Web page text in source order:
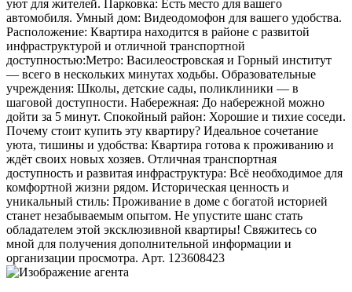
уют для жителей. Парковка: Есть место для вашего
автомобиля. Умный дом: Видеодомофон для вашего удобства.
Расположение: Квартира находится в районе с развитой
инфраструктурой и отличной транспортной
доступностью:Метро: Василеостровская и Горный институт
— всего в нескольких минутах ходьбы. Образовательные
учреждения: Школы, детские сады, поликлиники — в
шаговой доступности. Набережная: До набережной можно
дойти за 5 минут. Спокойный район: Хорошие и тихие соседи.
Почему стоит купить эту квартиру? Идеальное сочетание
уюта, тишины и удобства: Квартира готова к проживанию и
ждёт своих новых хозяев. Отличная транспортная
доступность и развитая инфраструктура: Всё необходимое для
комфортной жизни рядом. Историческая ценность и
уникальный стиль: Проживание в доме с богатой историей
станет незабываемым опытом. Не упустите шанс стать
обладателем этой эксклюзивной квартиры! Свяжитесь со
мной для получения дополнительной информации и
организации просмотра. Арт. 123608423